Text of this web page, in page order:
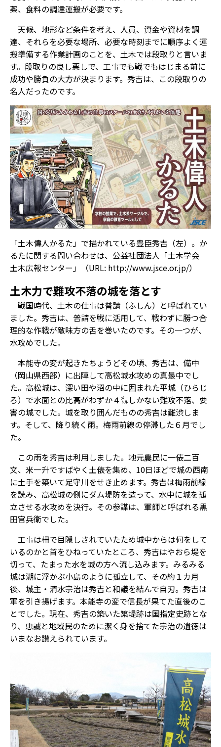
薬、食料の調達運搬が必要です。
天候、地形など条件を考え、人員、資金や資材を調
達、それらを必要な場所、必要な時刻までに順序よく運
搬準備する作業計画のことを、土木では段取りと言いま
す。段取りの良し悪しで、工事でも戦でもはじまる前に
成功や勝負の大方が決まります。秀吉は、この段取りの
名人だったのです。
「土木偉人かるた」で描かれている豊臣秀吉（左）。か
るたに関する問い合わせは、公益社団法人「土木学会
土木広報センター」（URL: http://www.jsce.or.jp/）
土木力で難攻不落の城を落とす
戦国時代、土木の仕事は普請（ふしん）と呼ばれてい
ました。秀吉は、普請を戦に活用して、戦わずに勝つ合
理的な作戦が敵味方の舌を巻いたのです。その一つが、
水攻めでした。
本能寺の変が起きたちょうどその頃、秀吉は、備中
（岡山県西部）に出陣して高松城水攻めの真最中でし
た。高松城は、深い田や沼の中に囲まれた平城（ひらじ
ろ）で水面との比高がわずか４㍍しかない難攻不落、要
害の城でした。城を取り囲んだものの秀吉は難渋しま
す。そして、降り続く雨。梅雨前線の停滞した６月でし
た。
この雨を秀吉は利用しました。地元農民に一俵二百
文、米一升ですばやく土俵を集め、10日ほどで城の西南
に土手を築いて足守川をせき止めます。秀吉は梅雨前線
を読み、高松城の側にダム堤防を造って、水中に城を孤
立させる水攻めを決行。その参謀は、軍師と呼ばれる黒
田官兵衛でした。
工事は柵で目隠しされていたため城中からは何をして
いるのかと首をひねっていたところ、秀吉はやおら堤を
切って、たまった水を城の方へ流し込みます。みるみる
城は湖に浮かぶ小島のように孤立して、その約１カ月
後、城主・清水宗治は秀吉と和議を結んで自刃。秀吉は
軍を引き揚げます。本能寺の変で信長が果てた直後のこ
とでした。現在、秀吉の築いた築堤跡は国指定史跡とな
り、忠誠と地域民のために潔く身を捨てた宗治の遺徳は
いまなお讃えられています。